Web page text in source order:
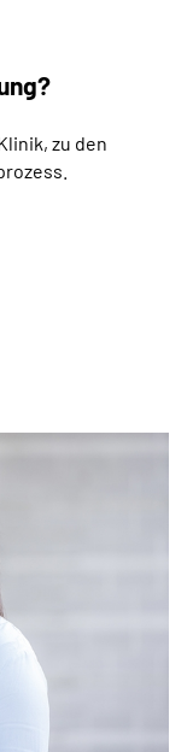
zu den